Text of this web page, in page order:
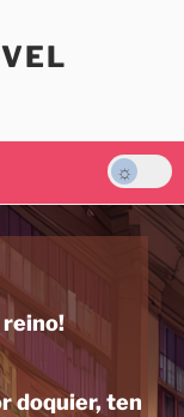
reino!
doquier, ten